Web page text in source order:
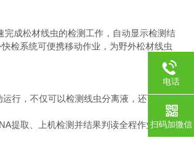
成松材线虫的检测工作，自动显示检测结
检系统可便携移动作业，为野外松材线虫
行，不仅可以检测线虫分离液，还可无需
提取、上机检测并结果判读全程作业。
电话
扫码加微信